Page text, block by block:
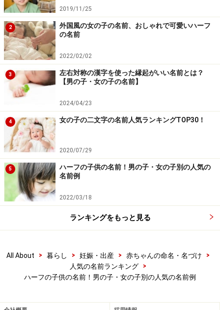
リン：りん、凛
リア：里亜、梨亜
カリナ：香里奈、花梨菜
アンナ：安菜、杏南
リーナ
以上、名付けの参考にしてくださいね。
【関連記事】
男の子名前ランキングTOP100！
女の子名前ランキング人気TOP100
国際的な名前は？海外でも通用する男の子・女の子
の名前例
名前の「ぶった切り」……読みを途中で切っても良
※記事内容は執筆時点のものです。最新の内容をご確認くださ
※妊娠中の症状には個人差があります。記事内容は執筆者個人の
見解によるものであり、全ての方への有効性を保証するものでは
2019/11/25
2
外国風の女の子の名前、おしゃれで可愛いハーフ
の名前
2022/02/02
3
左右対称の漢字を使った縁起がいい名前とは？
【男の子・女の子の名前】
2024/04/23
4 女の子の二文字の名前人気ランキングTOP30！
2020/07/29
5
ハーフの子供の名前！男の子・女の子別の人気の
名前例
2022/03/18
ランキングをもっと見る
All About > 暮らし > 妊娠・出産 > 赤ちゃんの命名・名づけ
>
人気の名前ランキング
>
ハーフの子供の名前！男の子・女の子別の人気の名前例